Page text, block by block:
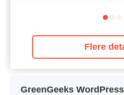
Flere
GreenGeeks